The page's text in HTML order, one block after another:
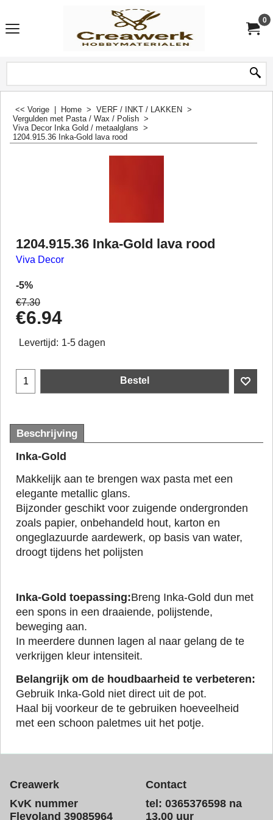
0
<< Vorige Home > VERF / INKT / LAKKEN >
Vergulden met Pasta / Wax / Polish >
Viva Decor Inka Gold / metaalglans >
1204.915.36 Inka-Gold lava rood
1204.915.36 Inka-Gold lava rood
Viva Decor
-5%
€7.30
€6.94
Levertijd: 1-5 dagen
Bestel
Beschrijving
Inka-Gold
Makkelijk aan te brengen wax pasta met een
elegante metallic glans.
Bijzonder geschikt voor zuigende ondergronden
zoals papier, onbehandeld hout, karton en
ongeglazuurde aardewerk, op basis van water,
droogt tijdens het polijsten
Inka-Gold toepassing:Breng Inka-Gold dun met
een spons in een draaiende, polijstende,
beweging aan.
In meerdere dunnen lagen al naar gelang de te
verkrijgen kleur intensiteit.
Belangrijk om de houdbaarheid te verbeteren:
Gebruik Inka-Gold niet direct uit de pot.
Haal bij voorkeur de te gebruiken hoeveelheid
met een schoon paletmes uit het potje.
Creawerk
KvK nummer
Flevoland 39085964
Contact
tel: 0365376598 na
13.00 uur